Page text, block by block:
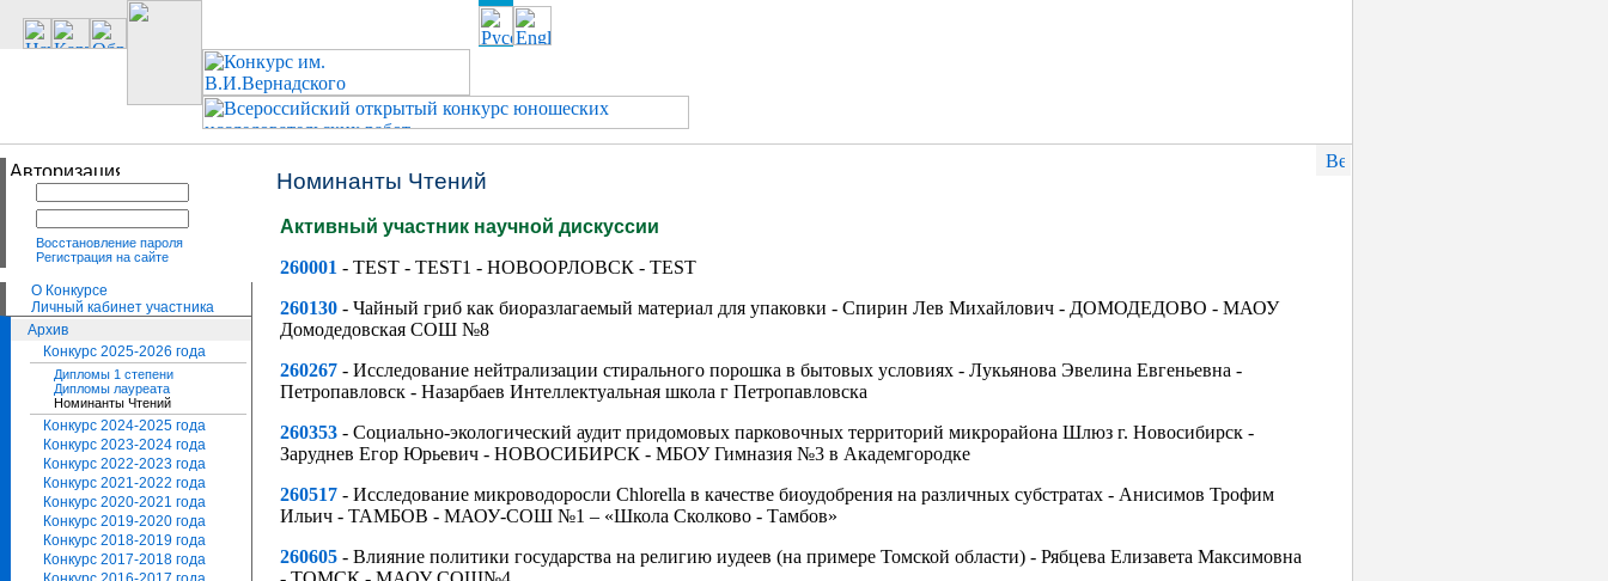
Восстановление пароля
Регистрация на сайте
О Конкурсе
Личный кабинет участника
Архив
Конкурс 2025-2026 года
Дипломы 1 степени
Дипломы лауреата
Номинанты Чтений
Конкурс 2024-2025 года
Конкурс 2023-2024 года
Конкурс 2022-2023 года
Конкурс 2021-2022 года
Конкурс 2020-2021 года
Конкурс 2019-2020 года
Конкурс 2018-2019 года
Конкурс 2017-2018 года
Номинанты Чтений
Активный участник научной дискуссии
260001 - TEST - TEST1 - НОВООРЛОВСК - TEST
260130 - Чайный гриб как биоразлагаемый материал для упаковки - Спирин Лев Михайлович - ДОМОДЕДОВО - МАОУ
Домодедовская СОШ №8
260267 - Исследование нейтрализации стирального порошка в бытовых условиях - Лукьянова Эвелина Евгеньевна -
Петропавловск - Назарбаев Интеллектуальная школа г Петропавловска
260353 - Социально-экологический аудит придомовых парковочных территорий микрорайона Шлюз г. Новосибирск -
Заруднев Егор Юрьевич - НОВОСИБИРСК - МБОУ Гимназия №3 в Академгородке
260517 - Исследование микроводоросли Chlorella в качестве биоудобрения на различных субстратах - Анисимов Трофим
Ильич - ТАМБОВ - МАОУ-СОШ №1 – «Школа Сколково - Тамбов»
260605 - Влияние политики государства на религию иудеев (на примере Томской области) - Рябцева Елизавета Максимовна